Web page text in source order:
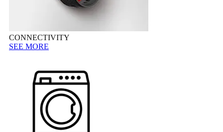
CONNECTIVITY
SEE MORE